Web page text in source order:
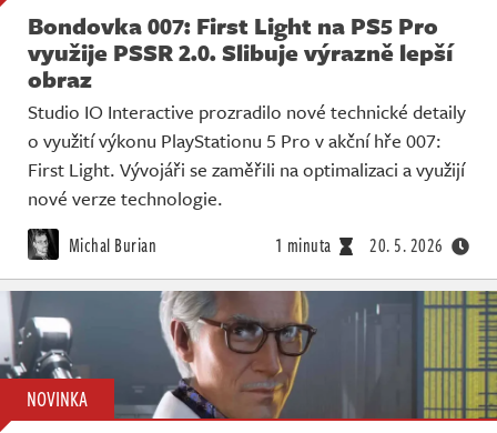
Bondovka 007: First Light na PS5 Pro
využije PSSR 2.0. Slibuje výrazně lepší
obraz
Studio IO Interactive prozradilo nové technické detaily
o využití výkonu PlayStationu 5 Pro v akční hře 007:
First Light. Vývojáři se zaměřili na optimalizaci a využijí
nové verze technologie.
Michal Burian 1 minuta 20. 5. 2026
NOVINKA